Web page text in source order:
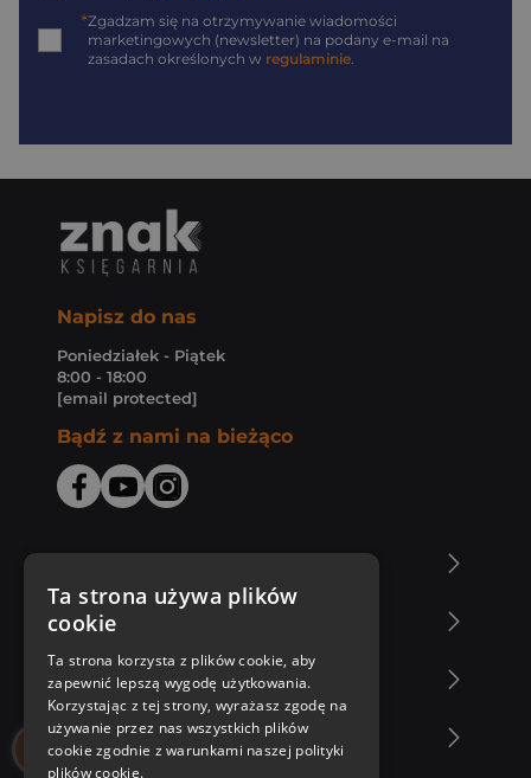
*Zgadzam się na otrzymywanie wiadomości
marketingowych (newsletter) na podany e-mail na
zasadach określonych w regulaminie.
Napisz do nas
Poniedziałek - Piątek
8:00 - 18:00
[email protected]
Bądź z nami na bieżąco
Zakupy u nas
Nasza oferta
Nasi autorzy
Ta strona używa plików
cookie
Ta strona korzysta z plików cookie, aby
zapewnić lepszą wygodę użytkowania.
Korzystając z tej strony, wyrażasz zgodę na
używanie przez nas wszystkich plików
cookie zgodnie z warunkami naszej polityki
plików cookie.